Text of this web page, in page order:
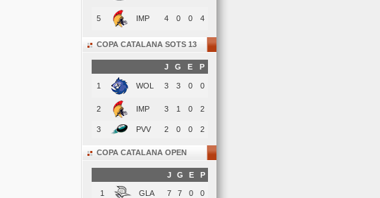
5 IMP 4 0 0 4
COPA CATALANA SOTS 13
J G E P
1 WOL 3 3 0 0
2 IMP 3 1 0 2
3 PVV 2 0 0 2
COPA CATALANA OPEN
J G E P
1 GLA 7 7 0 0